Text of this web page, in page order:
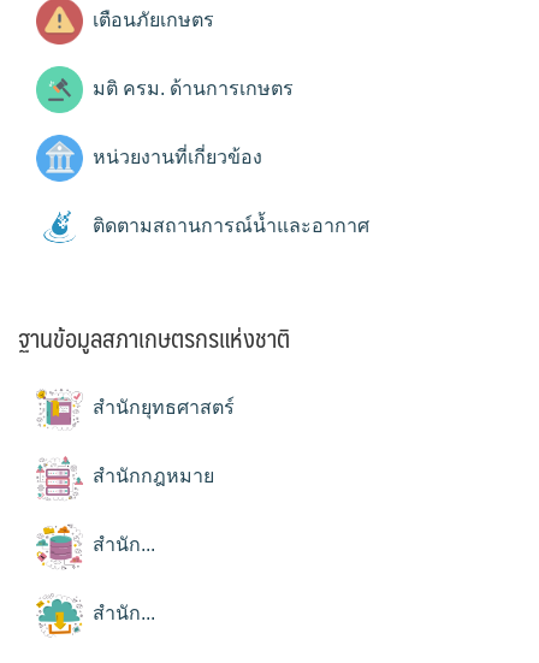
เตือนภัยเกษตร
มติ ครม. ด้านการเกษตร
หน่วยงานที่เกี่ยวข้อง
ติดตามสถานการณ์น้ำและอากาศ
ฐานข้อมูลสภาเกษตรกรแห่งชาติ
สำนักยุทธศาสตร์
สำนักกฎหมาย
สำนัก...
สำนัก...